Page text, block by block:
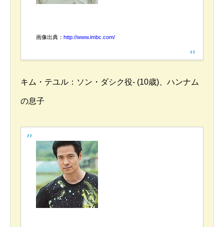
画像出典： http://www.imbc.com/
キム・テユル：ソン・ダシク役- (10歳)、ハンナム
の息子